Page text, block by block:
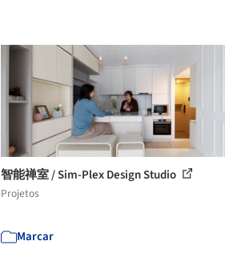
智能禅室 / Sim-Plex Design Studio
Projetos
Marcar